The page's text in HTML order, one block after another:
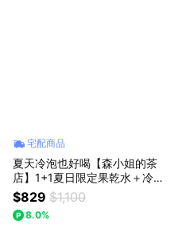
宅配商品
夏天冷泡也好喝【森小姐的茶
店】1+1夏日限定果乾水＋冷泡
瓶組（收禮人自選包裝）
$829 $1,100
8.0%